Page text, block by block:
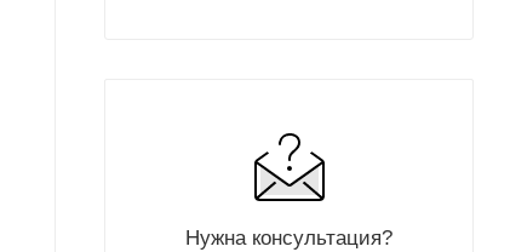
Нужна консультация?